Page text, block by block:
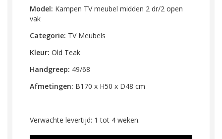
Model: Kampen TV meubel midden 2 dr/2 open
vak
Categorie: TV Meubels
Kleur: Old Teak
Handgreep: 49/68
Afmetingen: B170 x H50 x D48 cm
Verwachte levertijd: 1 tot 4 weken.